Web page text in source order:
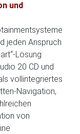
und
jeden Anspruch
Lösung
20 CD und
vollintegriertes
Navigation,
von